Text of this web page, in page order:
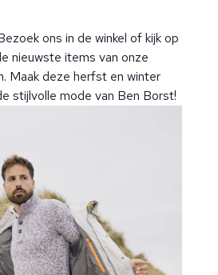
ons in de winkel of kijk op
nieuwste items van onze
Maak deze herfst en winter
stijlvolle mode van Ben Borst!